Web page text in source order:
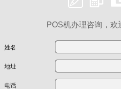
POS机办理咨询，
姓名
地址
电话